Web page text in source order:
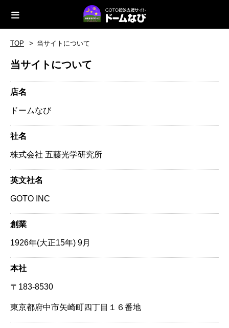
TOP 当サイトについて
当サイトについて
店名
ドームなび
社名
株式会社 五藤光学研究所
英文社名
GOTO INC
創業
1926年(大正15年) 9月
本社
〒183-8530
東京都府中市矢崎町四丁目１６番地